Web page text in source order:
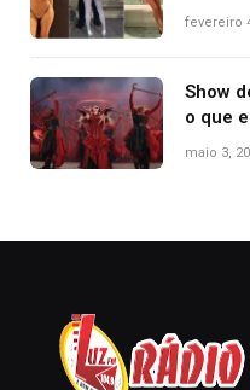
West
fevereiro
Show
o que
onde
maio 3,